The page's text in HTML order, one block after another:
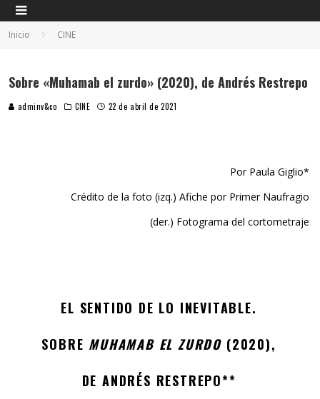
Inicio CINE
Sobre «Muhamab el zurdo» (2020), de Andrés Restrepo
adminv&co CINE 22 de abril de 2021
Por Paula Giglio*
Crédito de la foto (izq.) Afiche por Primer Naufragio
(der.) Fotograma del cortometraje
EL SENTIDO DE LO INEVITABLE.
SOBRE MUHAMAB EL ZURDO (2020),
DE ANDRÉS RESTREPO**